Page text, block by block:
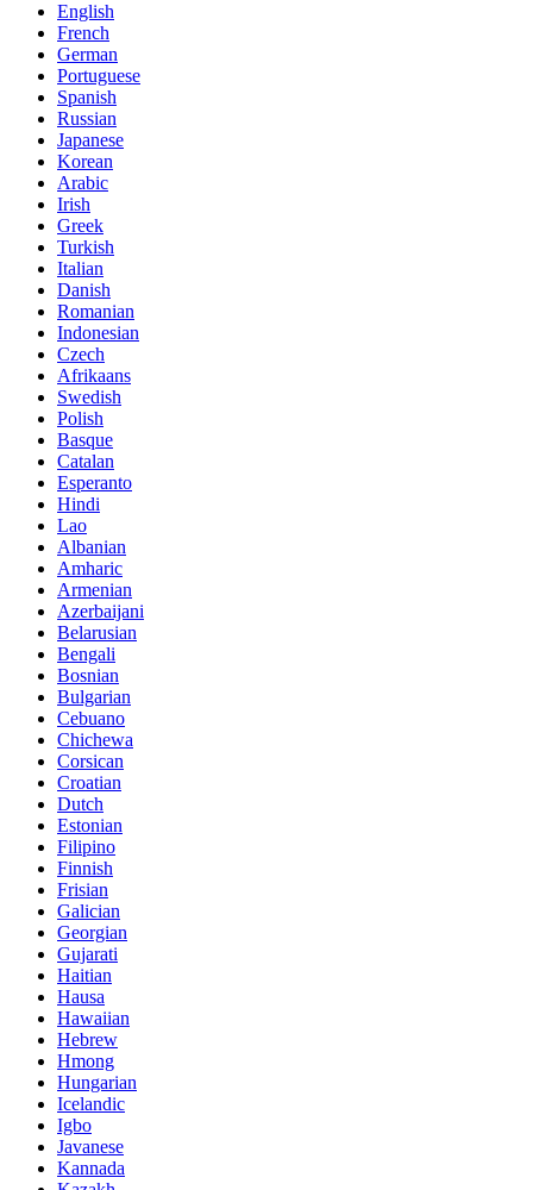
English
French
German
Portuguese
Spanish
Russian
Japanese
Korean
Arabic
Irish
Greek
Turkish
Italian
Danish
Romanian
Indonesian
Czech
Afrikaans
Swedish
Polish
Basque
Catalan
Esperanto
Hindi
Lao
Albanian
Amharic
Armenian
Azerbaijani
Belarusian
Bengali
Bosnian
Bulgarian
Cebuano
Chichewa
Corsican
Croatian
Dutch
Estonian
Filipino
Finnish
Frisian
Galician
Georgian
Gujarati
Haitian
Hausa
Hawaiian
Hebrew
Hmong
Hungarian
Icelandic
Igbo
Javanese
Kannada